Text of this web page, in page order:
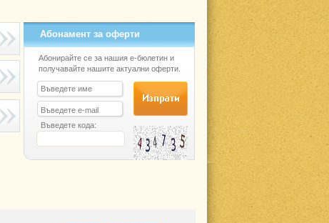
Абонамент за оферти
Абонирайте се за нашия е-бюлетин и
получавайте нашите актуални оферти.
Въведете кода: